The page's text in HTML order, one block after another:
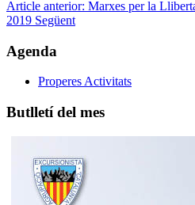
Article anterior: Marxes per la
2019 Següent
Agenda
Properes Activitats
Butlletí del mes